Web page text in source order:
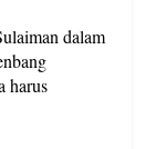
dalam
harus